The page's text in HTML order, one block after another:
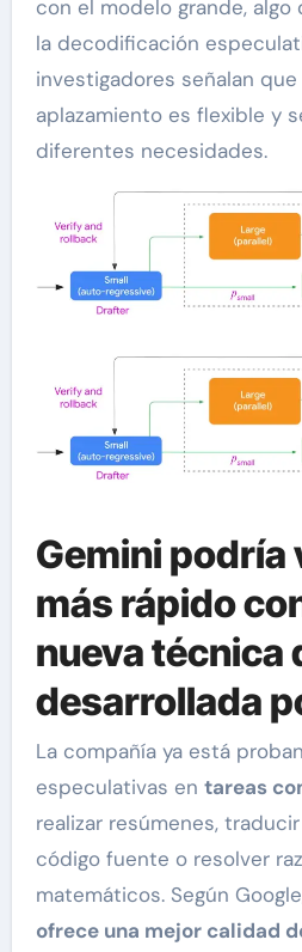
con el modelo grande, algo
la decodificación
investigadores señalan que
aplazamiento es flexible y
diferentes necesidades.
Gemini podría
más rápido
nueva técnica
desarrollada
La compañía ya está
especulativas en tareas
realizar resúmenes,
código fuente o resolver
matemáticos. Según
ofrece una mejor calidad